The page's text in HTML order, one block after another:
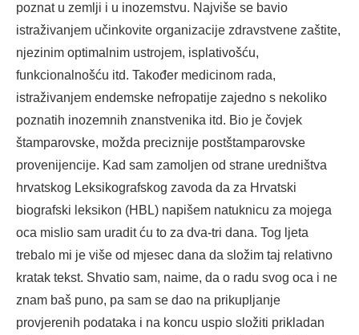
poznat u zemlji i u inozemstvu. Najviše se bavio
istraživanjem učinkovite organizacije zdravstvene zaštite,
njezinim optimalnim ustrojem, isplativošću,
funkcionalnošću itd. Također medicinom rada,
istraživanjem endemske nefropatije zajedno s nekoliko
poznatih inozemnih znanstvenika itd. Bio je čovjek
štamparovske, možda preciznije postštamparovske
provenijencije. Kad sam zamoljen od strane uredništva
hrvatskog Leksikografskog zavoda da za Hrvatski
biografski leksikon (HBL) napišem natuknicu za mojega
oca mislio sam uradit ću to za dva-tri dana. Tog ljeta
trebalo mi je više od mjesec dana da složim taj relativno
kratak tekst. Shvatio sam, naime, da o radu svog oca i ne
znam baš puno, pa sam se dao na prikupljanje
provjerenih podataka i na koncu uspio složiti prikladan